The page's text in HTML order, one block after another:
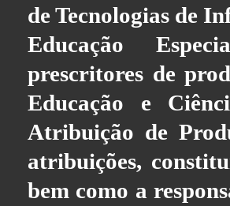
de Tecnologias de
Educação
prescritores de
Educação e
Atribuição de
atribuições,
bem como a